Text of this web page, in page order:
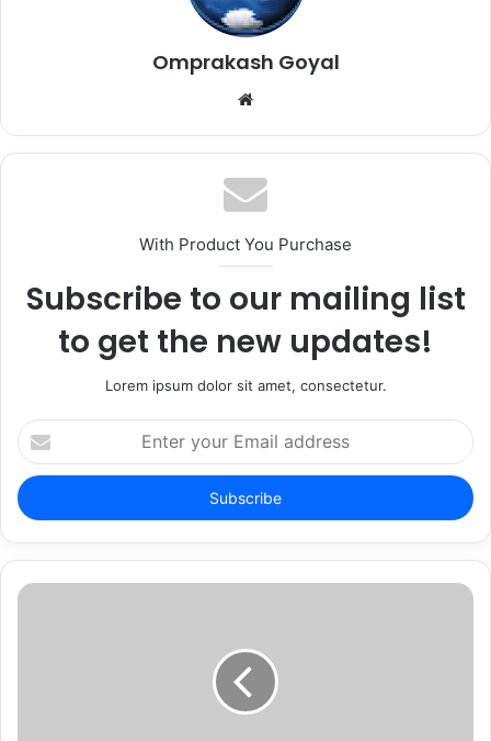
Omprakash Goyal
Website
With Product You Purchase
Subscribe to our mailing list
to get the new updates!
Lorem ipsum dolor sit amet, consectetur.
Enter
your
Email
address